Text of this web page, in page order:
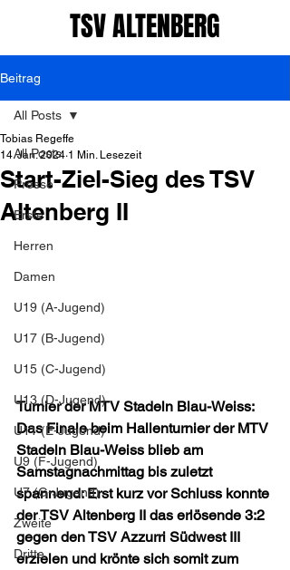
TSV ALTENBERG
Beitrag
All Posts
Presse
Erste
Herren
Damen
U19 (A-Jugend)
U17 (B-Jugend)
U15 (C-Jugend)
U13 (D-Jugend)
U11 (E-Jugend)
U9 (F-Jugend)
U7 (G-Jugend)
Zweite
Dritte
All Posts
Start-Ziel-Sieg des TSV
Altenberg II
Tobias Regeffe
14. Jan. 2024 1 Min. Lesezeit
Turnier der MTV Stadeln Blau-Weiss:
Das Finale beim Hallenturnier der MTV
Stadeln Blau-Weiss blieb am
Samstagnachmittag bis zuletzt
spannend: Erst kurz vor Schluss konnte
der TSV Altenberg II das erlösende 3:2
gegen den TSV Azzurri Südwest III
erzielen und krönte sich somit zum